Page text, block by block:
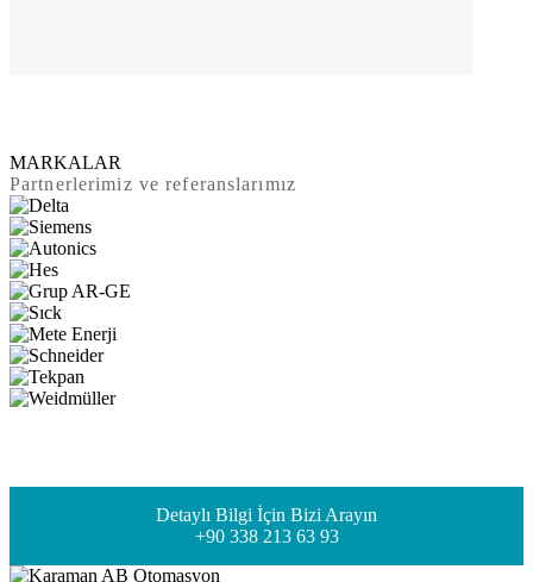
MARKALAR
Partnerlerimiz ve referanslarımız
Detaylı Bilgi İçin Bizi Arayın
+90 338 213 63 93